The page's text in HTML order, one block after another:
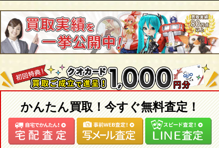
かんたん買取！今すぐ無料査定！